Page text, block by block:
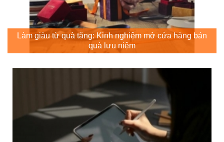
Làm giàu từ quà tặng: Kinh nghiệm mở cửa hàng bán
quà lưu niệm